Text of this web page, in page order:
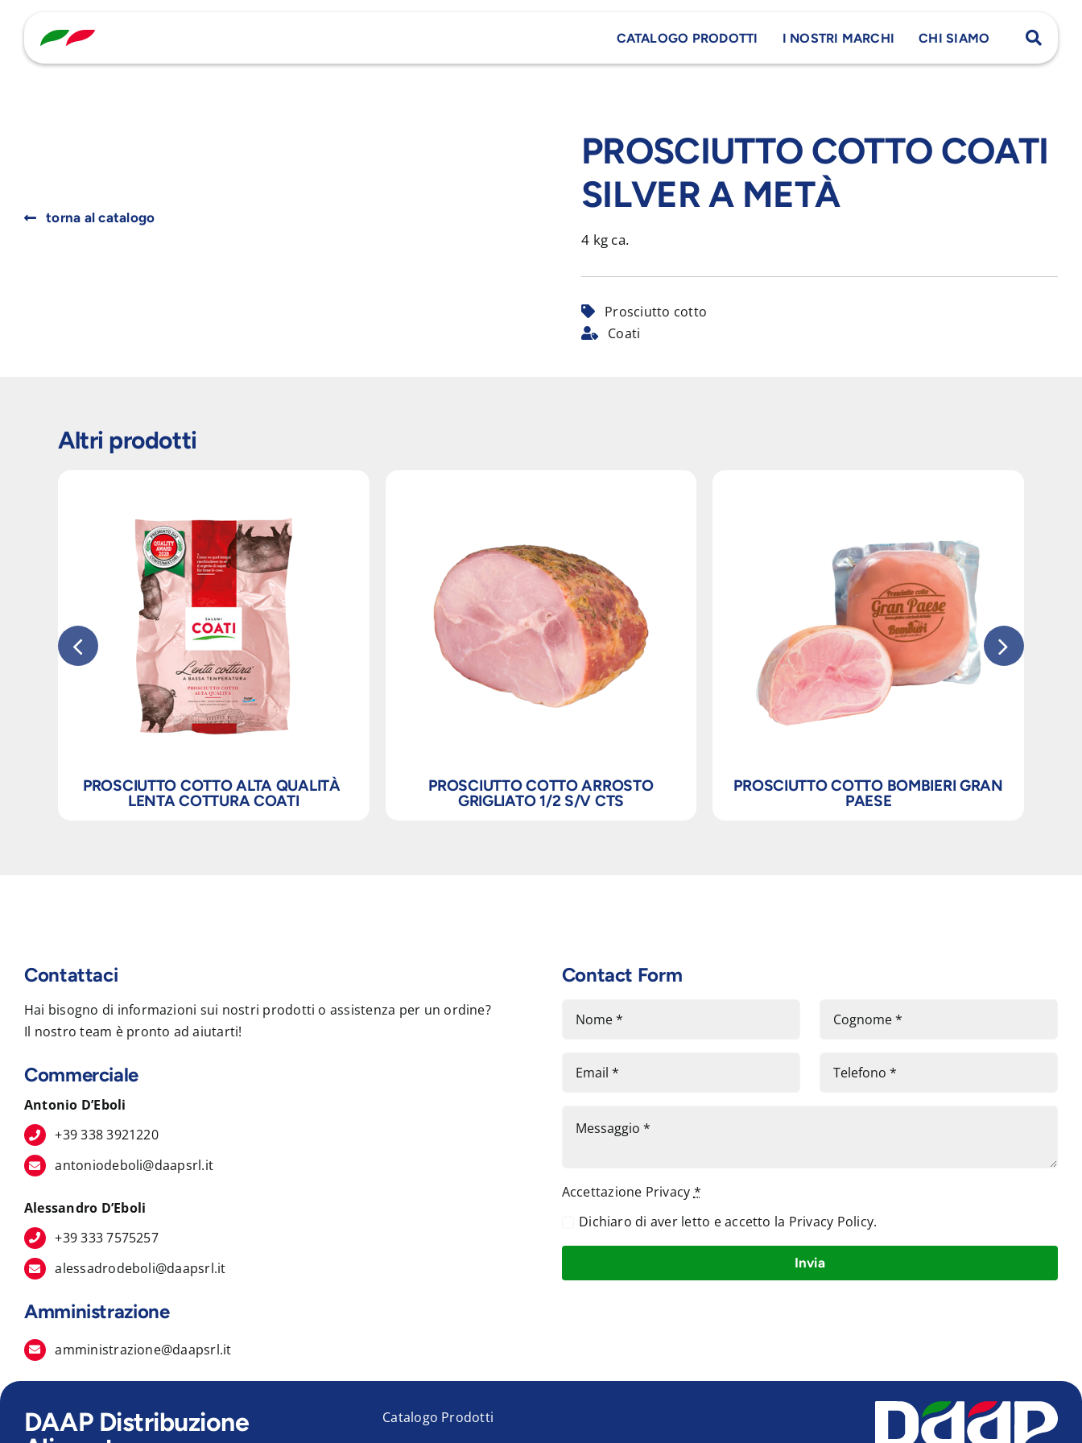
content
CATALOGO PRODOTTI I NOSTRI MARCHI CHI SIAMO
torna al catalogo
PROSCIUTTO COTTO COATI
SILVER A METÀ
4 kg ca.
Prosciutto cotto
Coati
Altri prodotti
PROSCIUTTO COTTO ALTA QUALITÀ
LENTA COTTURA COATI
PROSCIUTTO COTTO ARROSTO
GRIGLIATO 1/2 S/V CTS
PROSCIUTTO COTTO BOMBIERI GRAN
PAESE
Contattaci
Hai bisogno di informazioni sui nostri prodotti o assistenza per un ordine?
Il nostro team è pronto ad aiutarti!
Commerciale
Antonio D’Eboli
+39 338 3921220
antoniodeboli@daapsrl.it
Alessandro D’Eboli
+39 333 7575257
alessadrodeboli@daapsrl.it
Amministrazione
amministrazione@daapsrl.it
Contact Form
Accettazione Privacy *
Dichiaro di aver letto e accetto la Privacy Policy.
Invia
DAAP Distribuzione
Catalogo Prodotti